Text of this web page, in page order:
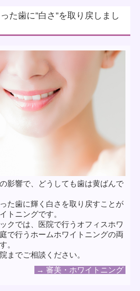
た歯に”白さ”を取り戻しまし
影響で、どうしても歯は黄ばんで
た歯に輝く白さを取り戻すことが
トニングです。
クでは、医院で行うオフィスホワ
で行うホームホワイトニングの両
。
までご相談ください。
→ 審美・ホワイトニング